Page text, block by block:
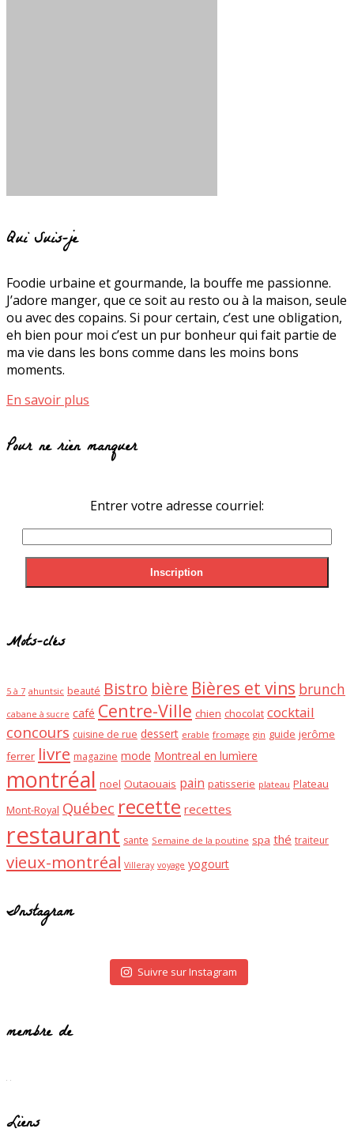
Qui Suis-je
Foodie urbaine et gourmande, la bouffe me passionne.
J’adore manger, que ce soit au resto ou à la maison, seule
ou avec des copains. Si pour certain, c’est une obligation,
eh bien pour moi c’est un pur bonheur qui fait partie de
ma vie dans les bons comme dans les moins bons
moments.
En savoir plus
Pour ne rien manquer
Entrer votre adresse courriel:
Mots-clés
5 à 7 ahuntsic beauté Bistro bière Bières et vins brunch
cabane à sucre café Centre-Ville chien chocolat cocktail
concours cuisine de rue dessert erable fromage gin guide jerôme
ferrer livre magazine mode Montreal en lumìere
montréal noel Outaouais pain patisserie plateau Plateau
Mont-Royal Québec recette recettes
restaurant sante Semaine de la poutine spa thé traiteur
vieux-montréal Villeray voyage yogourt
Instagram
Suivre sur Instagram
membre de
Liens